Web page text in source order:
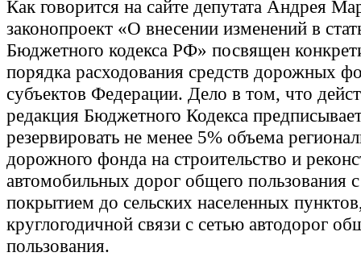
Как говорится на сайте депутата Андрея
законопроект «О внесении изменений в
Бюджетного кодекса РФ» посвящен
порядка расходования средств дорожных
субъектов Федерации. Дело в том, что
редакция Бюджетного Кодекса
резервировать не менее 5% объема
дорожного фонда на строительство и
автомобильных дорог общего пользования
покрытием до сельских населенных
круглогодичной связи с сетью автодорог
пользования.